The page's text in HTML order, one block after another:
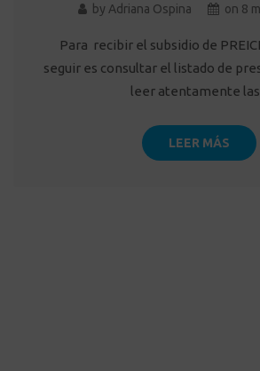
by Adriana Ospina on 8
Para recibir el subsidio de
seguir es consultar el listado de
leer atentamente
LEER MÁS